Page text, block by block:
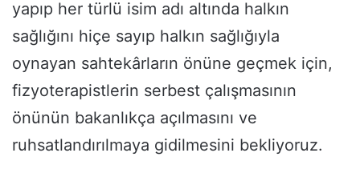
yapıp her türlü isim adı altında halkın
sağlığını hiçe sayıp halkın sağlığıyla
oynayan sahtekârların önüne geçmek için,
fizyoterapistlerin serbest çalışmasının
önünün bakanlıkça açılmasını ve
ruhsatlandırılmaya gidilmesini bekliyoruz.